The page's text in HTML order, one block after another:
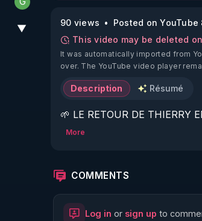
Generousbear
▼ 90 views
Posted on YouTube
This video may be deleted
It was automatically imported from
over. The YouTube video player
Description Résumé
🌱 LE RETOUR DE THIERRY
🌱 LE MAGAZINE RÉGÉNÈRE
http://rgnr.li/ymag
More
COMMENTS
Log in or sign up to